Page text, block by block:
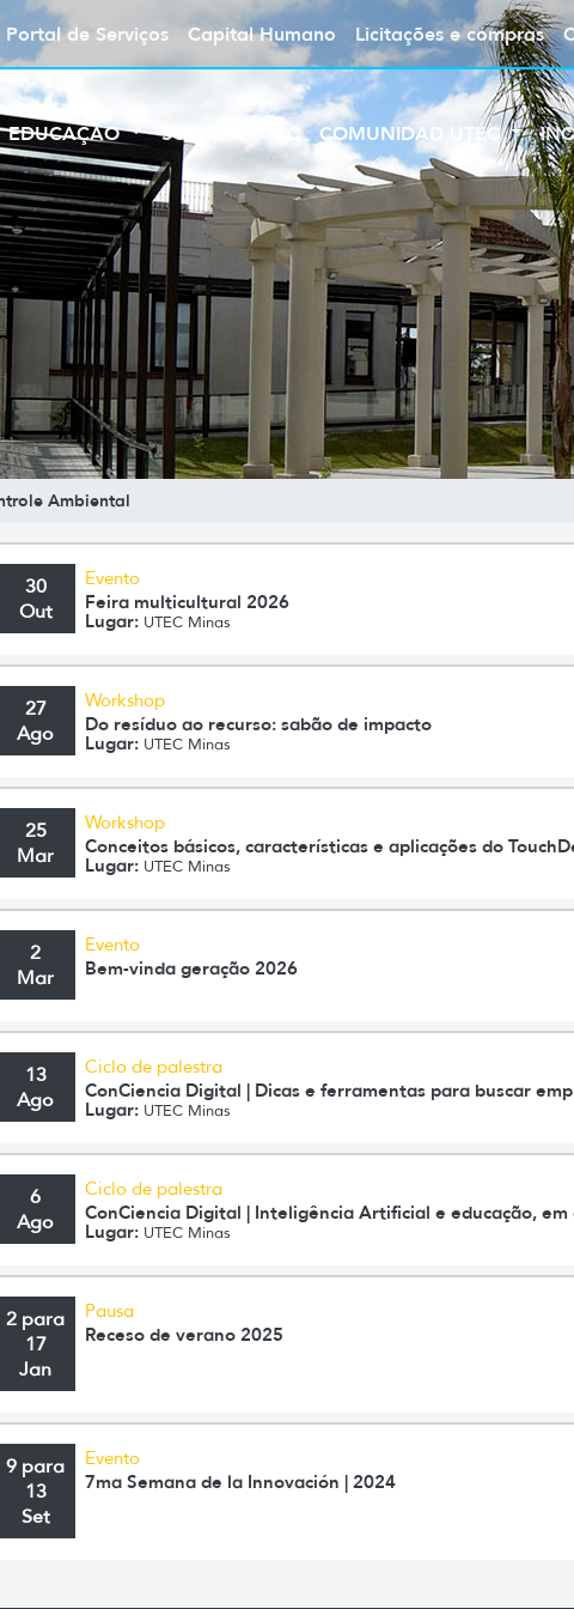
Portal de Serviços Capital Humano Licitações e compras
EDUCAÇÃO SOBRE A UTEC COMUNIDAD UTEC
Ambiental
30
Out
Evento
Feira multicultural 2026
Lugar: UTEC Minas
27
Ago
Workshop
Do resíduo ao recurso: sabão de impacto
Lugar: UTEC Minas
25
Mar
Workshop
Conceitos básicos, características e aplicações do
Lugar: UTEC Minas
2
Mar
Evento
Bem-vinda geração 2026
13
Ago
Ciclo de palestra
ConCiencia Digital | Dicas e ferramentas para buscar
Lugar: UTEC Minas
6
Ago
Ciclo de palestra
ConCiencia Digital | Inteligência Artificial e educação,
Lugar: UTEC Minas
2 para
17
Jan
Pausa
Receso de verano 2025
9 para
13
Set
Evento
7ma Semana de la Innovación | 2024